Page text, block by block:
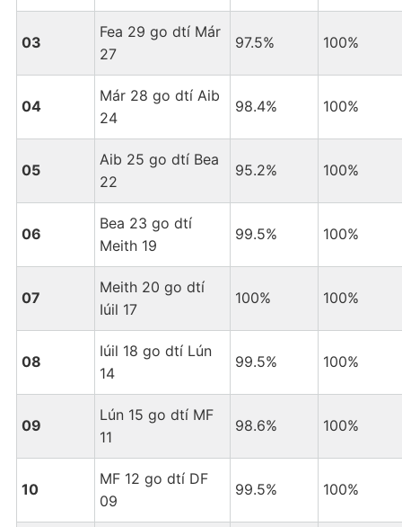
03
Fea 29 go dtí Már
27
97.5% 100%
04
Már 28 go dtí Aib
24
98.4% 100%
05
Aib 25 go dtí Bea
22
95.2% 100%
06
Bea 23 go dtí
Meith 19
99.5% 100%
07
Meith 20 go dtí
Iúil 17
100% 100%
08
Iúil 18 go dtí Lún
14
99.5% 100%
09
Lún 15 go dtí MF
11
98.6% 100%
10
MF 12 go dtí DF
09
99.5% 100%